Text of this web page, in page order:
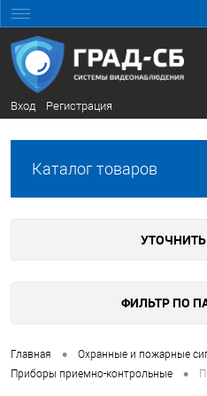
Вход Регистрация
Каталог товаров
ФИЛЬТР ПО
Главная • Охранные и пожарные
Приборы приемно-контрольные •